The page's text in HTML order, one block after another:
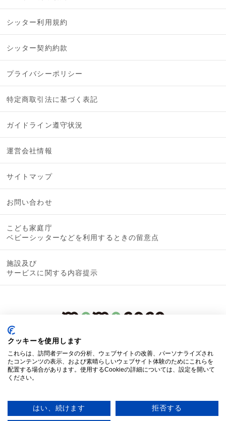
シッター利用規約
シッター契約約款
プライバシーポリシー
特定商取引法に基づく表記
ガイドライン遵守状況
運営会社情報
サイトマップ
お問い合わせ
こども家庭庁
ベビーシッターなどを利用するときの留意点
施設及び
サービスに関する内容提示
クッキーを使用します
これらは、訪問者データの分析、ウェブサイトの改善、パーソナライズされ
たコンテンツの表示、および素晴らしいウェブサイト体験のためにこれらを
配置する場合があります。使用するCookieの詳細については、設定を開いて
ください。
はい、続けます 拒否する